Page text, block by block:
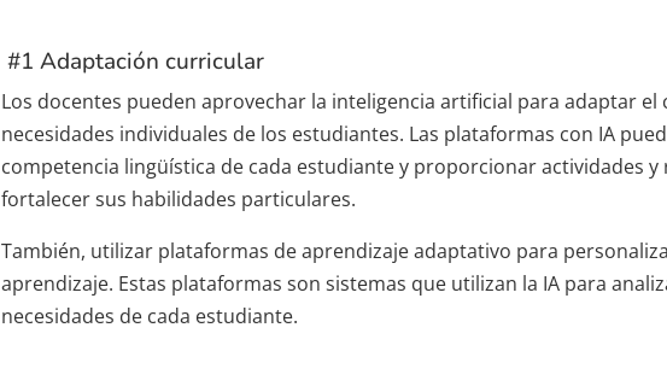
#1 Adaptación curricular
Los docentes pueden aprovechar la inteligencia artificial para adaptar
necesidades individuales de los estudiantes. Las plataformas con IA
competencia lingüística de cada estudiante y proporcionar actividades y
fortalecer sus habilidades particulares.
También, utilizar plataformas de aprendizaje adaptativo para
aprendizaje. Estas plataformas son sistemas que utilizan la IA para
necesidades de cada estudiante.